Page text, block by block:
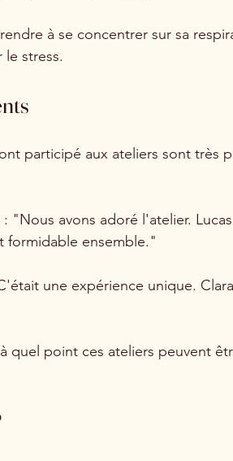
à se concentrer sur sa
le stress.
participé aux ateliers sont très
: "Nous avons adoré l'atelier.
formidable ensemble."
une expérience unique.
quel point ces ateliers peuvent